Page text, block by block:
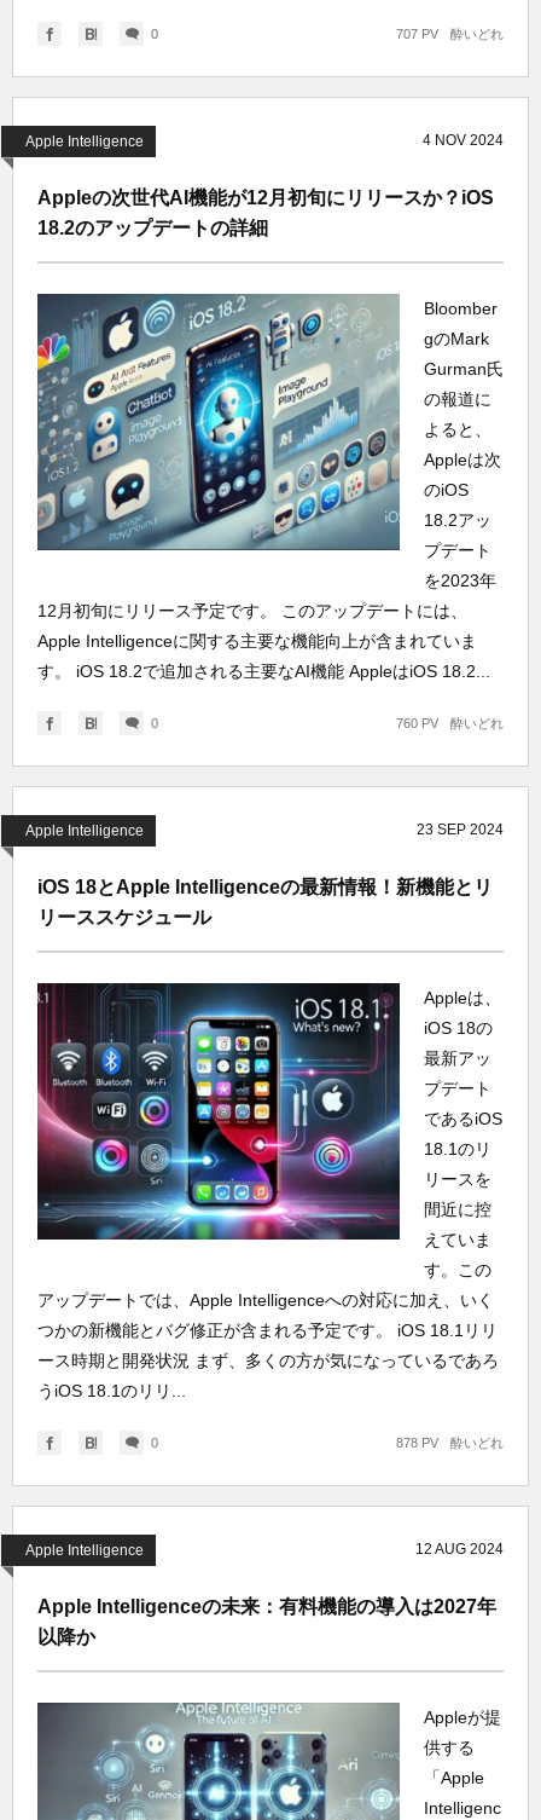
0 酔いどれ
707 PV
Apple Intelligence 4 NOV 2024
Appleの次世代AI機能が12月初旬にリリースか？iOS
18.2のアップデートの詳細
Bloomber
gのMark
Gurman氏
の報道に
よると、
Appleは次
のiOS
18.2アッ
プデート
を2023年
12月初旬にリリース予定です。 このアップデートには、
Apple Intelligenceに関する主要な機能向上が含まれていま
す。 iOS 18.2で追加される主要なAI機能 AppleはiOS 18.2...
0 酔いどれ
760 PV
Apple Intelligence 23 SEP 2024
iOS 18とApple Intelligenceの最新情報！新機能とリ
リーススケジュール
Appleは、
iOS 18の
最新アッ
プデート
であるiOS
18.1のリ
リースを
間近に控
えていま
す。この
アップデートでは、Apple Intelligenceへの対応に加え、いく
つかの新機能とバグ修正が含まれる予定です。 iOS 18.1リリ
ース時期と開発状況 まず、多くの方が気になっているであろ
うiOS 18.1のリリ...
0 酔いどれ
878 PV
Apple Intelligence 12 AUG 2024
Apple Intelligenceの未来：有料機能の導入は2027年
以降か
Appleが提
供する
「Apple
Intelligenc